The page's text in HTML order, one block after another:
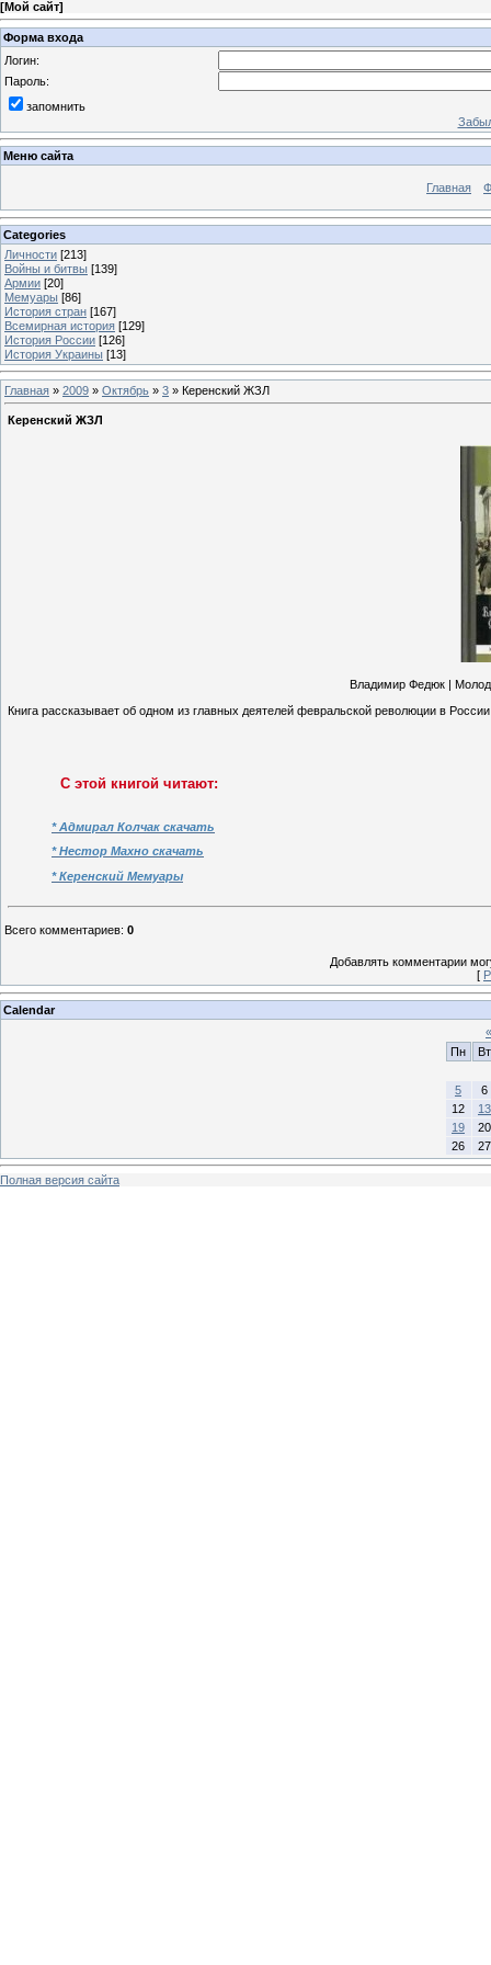
[Мой сайт]
Форма входа
Логин:
Пароль:
запомнить
Меню сайта
Главная
Categories
Личности [213]
Войны и битвы [139]
Армии [20]
Мемуары [86]
История стран [167]
Всемирная история [129]
История России [126]
История Украины [13]
Главная » 2009 » Октябрь » 3 » Керенский ЖЗЛ
Керенский ЖЗЛ
Владимир Федюк |
Книга рассказывает об одном из главных деятелей февральской революции в
С этой книгой читают:
* Адмирал Колчак скачать
* Нестор Махно скачать
* Керенский Мемуары
Всего комментариев: 0
Добавлять комментарии
[
Calendar
«
Пн
Вт
5
6
12
13
19
20
26
27
Полная версия сайта